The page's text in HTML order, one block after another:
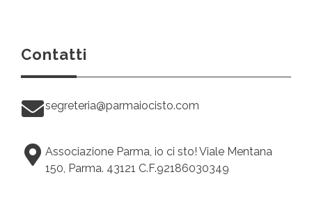
Contatti
segreteria@parmaiocisto.com
Associazione Parma, io ci sto! Viale Mentana
150, Parma. 43121 C.F.92186030349